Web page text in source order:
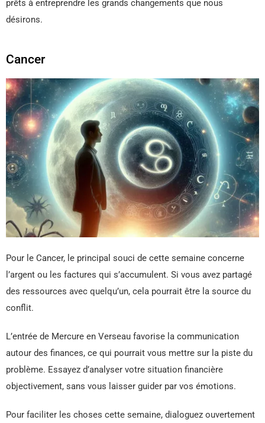
prêts à entreprendre les grands changements que nous
désirons.
Cancer
Pour le Cancer, le principal souci de cette semaine concerne
l’argent ou les factures qui s’accumulent. Si vous avez partagé
des ressources avec quelqu’un, cela pourrait être la source du
conflit.
L’entrée de Mercure en Verseau favorise la communication
autour des finances, ce qui pourrait vous mettre sur la piste du
problème. Essayez d’analyser votre situation financière
objectivement, sans vous laisser guider par vos émotions.
Pour faciliter les choses cette semaine, dialoguez ouvertement